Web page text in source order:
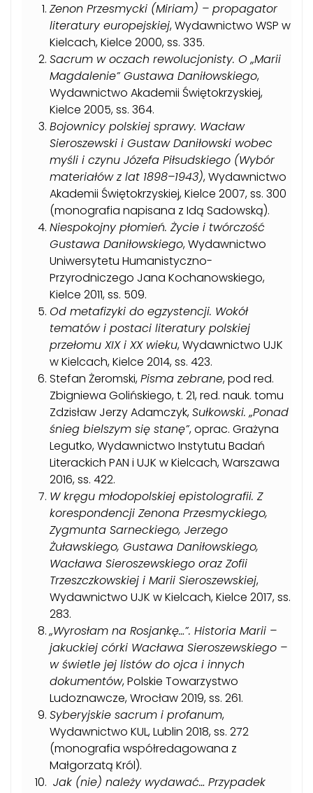
Zenon Przesmycki (Miriam) – propagator
literatury europejskiej, Wydawnictwo WSP w
Kielcach, Kielce 2000, ss. 335.
Sacrum w oczach rewolucjonisty. O „Marii
Magdalenie” Gustawa Daniłowskiego,
Wydawnictwo Akademii Świętokrzyskiej,
Kielce 2005, ss. 364.
Bojownicy polskiej sprawy. Wacław
Sieroszewski i Gustaw Daniłowski wobec
myśli i czynu Józefa Piłsudskiego (Wybór
materiałów z lat 1898–1943), Wydawnictwo
Akademii Świętokrzyskiej, Kielce 2007, ss. 300
(monografia napisana z Idą Sadowską).
Niespokojny płomień. Życie i twórczość
Gustawa Daniłowskiego, Wydawnictwo
Uniwersytetu Humanistyczno-
Przyrodniczego Jana Kochanowskiego,
Kielce 2011, ss. 509.
Od metafizyki do egzystencji. Wokół
tematów i postaci literatury polskiej
przełomu XIX i XX wieku, Wydawnictwo UJK
w Kielcach, Kielce 2014, ss. 423.
Stefan Żeromski,Pisma zebrane, pod red.
Zbigniewa Golińskiego, t. 21, red. nauk. tomu
Zdzisław Jerzy Adamczyk,Sułkowski. „Ponad
śnieg bielszym się stanę”, oprac. Grażyna
Legutko, Wydawnictwo Instytutu Badań
Literackich PAN i UJK w Kielcach, Warszawa
2016, ss. 422.
W kręgu młodopolskiej epistolografii. Z
korespondencji Zenona Przesmyckiego,
Zygmunta Sarneckiego, Jerzego
Żuławskiego, Gustawa Daniłowskiego,
Wacława Sieroszewskiego oraz Zofii
Trzeszczkowskiej i Marii Sieroszewskiej,
Wydawnictwo UJK w Kielcach, Kielce 2017, ss.
283.
„Wyrosłam na Rosjankę…”. Historia Marii –
jakuckiej córki Wacława Sieroszewskiego –
w świetle jej listów do ojca i innych
dokumentów, Polskie Towarzystwo
Ludoznawcze, Wrocław 2019, ss. 261.
Syberyjskie sacrum i profanum,
Wydawnictwo KUL, Lublin 2018, ss. 272
(monografia współredagowana z
Małgorzatą Król).
Jak (nie) należy wydawać… Przypadek